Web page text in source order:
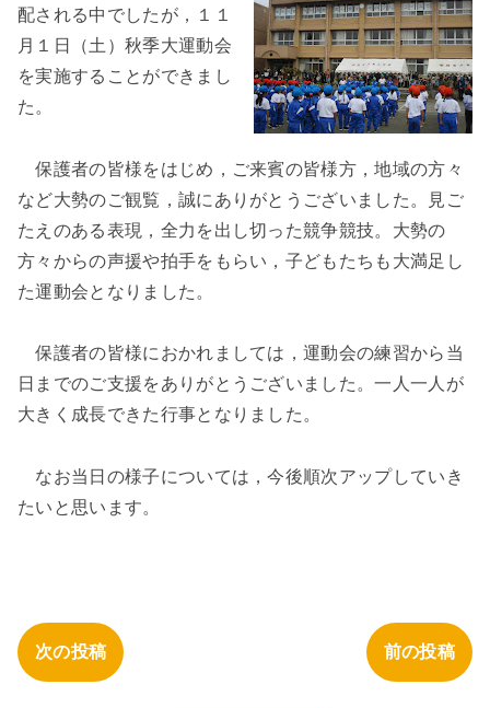
配される中でしたが，１１
月１日（土）秋季大運動会
を実施することができまし
た。
保護者の皆様をはじめ，ご来賓の皆様方，地域の方々
など大勢のご観覧，誠にありがとうございました。見ご
たえのある表現，全力を出し切った競争競技。大勢の
方々からの声援や拍手をもらい，子どもたちも大満足し
た運動会となりました。
保護者の皆様におかれましては，運動会の練習から当
日までのご支援をありがとうございました。一人一人が
大きく成長できた行事となりました。
なお当日の様子については，今後順次アップしていき
たいと思います。
次の投稿 前の投稿